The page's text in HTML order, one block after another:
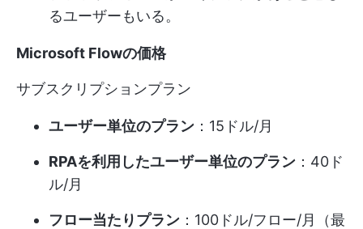
るユーザーもいる。
Microsoft Flowの価格
サブスクリプションプラン
ユーザー単位のプラン ：15ドル/月
RPAを利用したユーザー単位のプラン ：40ド
ル/月
フロー当たりプラン ：100ドル/フロー/月（最